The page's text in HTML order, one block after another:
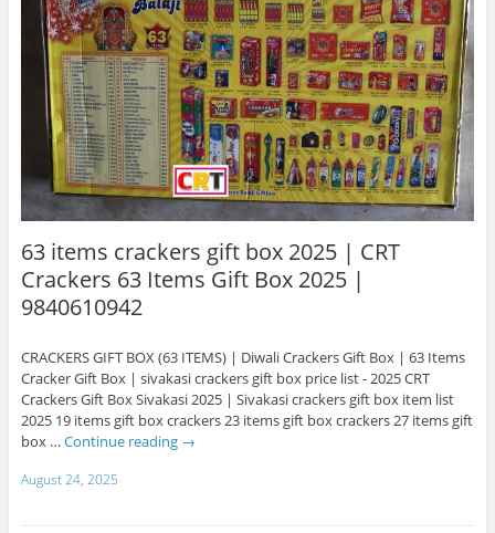
63 items crackers gift box 2025 | CRT
Crackers 63 Items Gift Box 2025 |
9840610942
CRACKERS GIFT BOX (63 ITEMS) | Diwali Crackers Gift Box | 63 Items
Cracker Gift Box | sivakasi crackers gift box price list - 2025 CRT
Crackers Gift Box Sivakasi 2025 | Sivakasi crackers gift box item list
2025 19 items gift box crackers 23 items gift box crackers 27 items gift
box … Continue reading →
August 24, 2025